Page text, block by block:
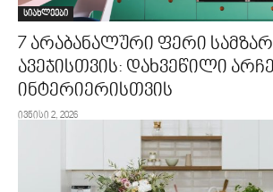
სიახლეები
7 არაბანალური ფერი
ავეჯისთვის: დახვეწილი
ინტერიერისთვის
ივნისი 2, 2026